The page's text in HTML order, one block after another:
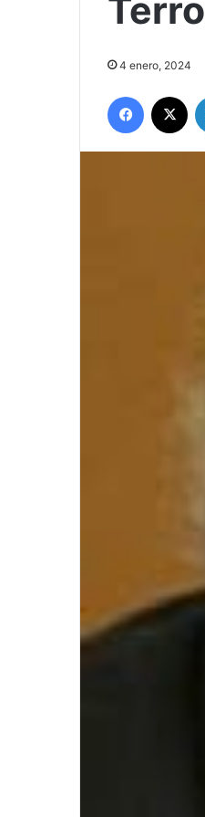
4 enero, 2024
Facebook